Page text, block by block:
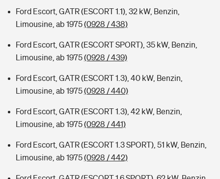
Ford Escort, GATR (ESCORT 1.1), 32 kW, Benzin,
Limousine, ab 1975(0928 / 438)
Ford Escort, GATR (ESCORT SPORT), 35 kW, Benzin,
Limousine, ab 1975(0928 / 439)
Ford Escort, GATR (ESCORT 1.3), 40 kW, Benzin,
Limousine, ab 1975(0928 / 440)
Ford Escort, GATR (ESCORT 1.3), 42 kW, Benzin,
Limousine, ab 1975(0928 / 441)
Ford Escort, GATR (ESCORT 1.3 SPORT), 51 kW, Benzin,
Limousine, ab 1975(0928 / 442)